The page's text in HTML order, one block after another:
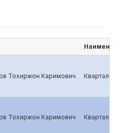
Тохиржон Каримович
Тохиржон Каримович